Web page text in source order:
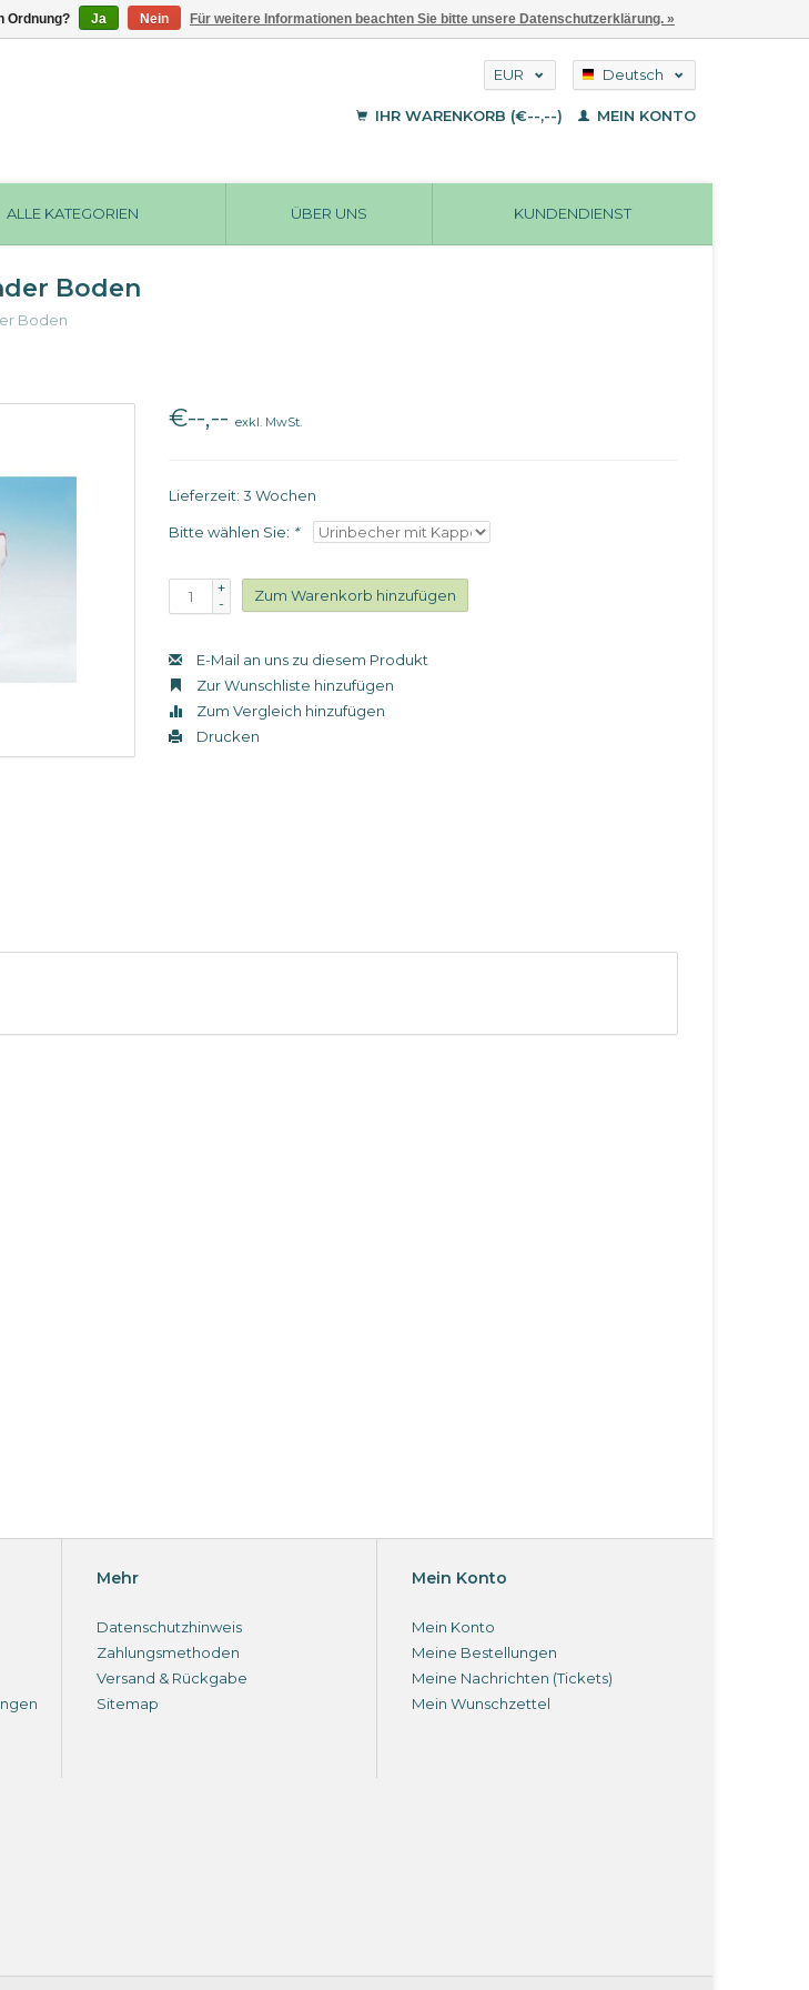
EUR
USD
Deutsch
Français
IHR WARENKORB (€--,--) MEIN KONTO
ALLE KATEGORIEN ÜBER UNS KUNDENDIENST
Boden
Boden
€--,--exkl. MwSt.
Lieferzeit: 3 Wochen
Bitte wählen Sie: *
+
-
Zum Warenkorb hinzufügen
E-Mail an uns zu diesem Produkt
Zur Wunschliste hinzufügen
Zum Vergleich hinzufügen
Drucken
Mehr
Datenschutzhinweis
Zahlungsmethoden
Versand & Rückgabe
Sitemap
Mein Konto
Mein Konto
Meine Bestellungen
Meine Nachrichten (Tickets)
Mein Wunschzettel
Ordnung? Ja Nein Für weitere Informationen beachten Sie bitte unsere Datenschutzerklärung. »